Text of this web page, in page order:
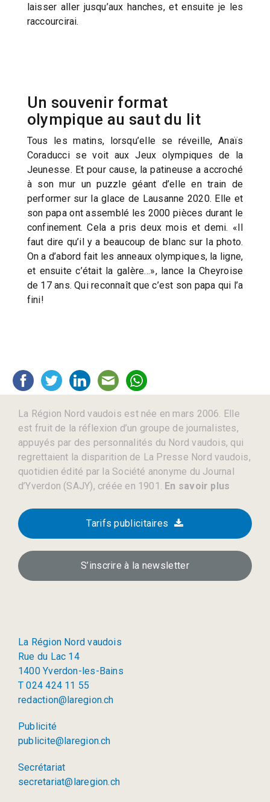
laisser aller jusqu’aux hanches, et ensuite je les
raccourcirai.
Un souvenir format
olympique au saut du lit
Tous les matins, lorsqu’elle se réveille, Anaïs
Coraducci se voit aux Jeux olympiques de la
Jeunesse. Et pour cause, la patineuse a accroché
à son mur un puzzle géant d’elle en train de
performer sur la glace de Lausanne 2020. Elle et
son papa ont assemblé les 2000 pièces durant le
confinement. Cela a pris deux mois et demi. «Il
faut dire qu’il y a beaucoup de blanc sur la photo.
On a d’abord fait les anneaux olympiques, la ligne,
et ensuite c’était la galère…», lance la Cheyroise
de 17 ans. Qui reconnaît que c’est son papa qui l’a
fini!
La Région Nord vaudois est née en mars 2006. Elle
est fruit de la réflexion d’un groupe de journalistes,
appuyés par des personnalités du Nord vaudois, qui
regrettaient la disparition de La Presse Nord vaudois,
quotidien édité par la Société anonyme du Journal
d’Yverdon (SAJY), créée en 1901. En savoir plus
Tarifs publicitaires
S’inscrire à la newsletter
La Région Nord vaudois
Rue du Lac 14
1400 Yverdon-les-Bains
T 024 424 11 55
redaction@laregion.ch
Publicité
publicite@laregion.ch
Secrétariat
secretariat@laregion.ch